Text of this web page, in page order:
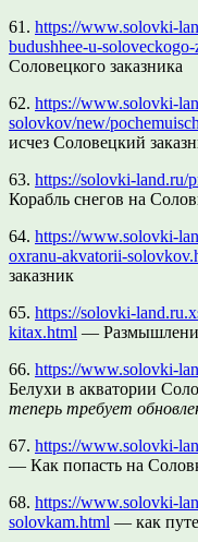
61. https://www.solovki-
budushhee-u-
Соловецкого заказника
62. https://www.solovki-
solovkov/new/
исчез Соловецкий
63. https://solovki-land.ru/
Корабль снегов на
64. https://www.solovki-
oxranu-akvatorii-
заказник
65. https://solovki-
kitax.html —
66. https://www.solovki-
Белухи в акватории
теперь требует
67. https://www.solovki-
— Как попасть на
68. https://www.solovki-
solovkam.html — как